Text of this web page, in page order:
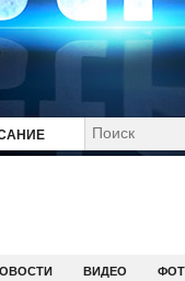
ВИДЕО